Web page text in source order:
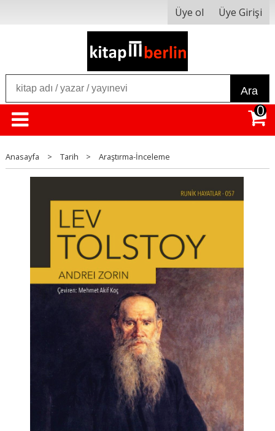
Üye ol Üye Girişi
Ara
0
Anasayfa > Tarih > Araştırma-İnceleme